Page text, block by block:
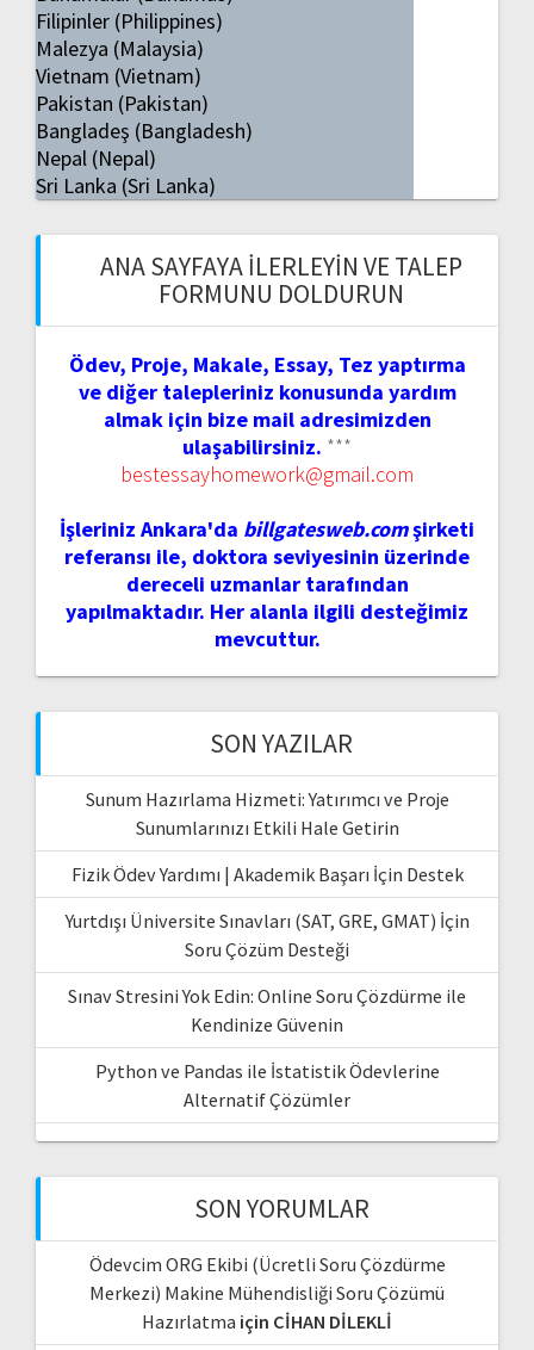
Filipinler (Philippines)
Malezya (Malaysia)
Vietnam (Vietnam)
Pakistan (Pakistan)
Bangladeş (Bangladesh)
Nepal (Nepal)
Sri Lanka (Sri Lanka)
ANA SAYFAYA İLERLEYIN VE TALEP
FORMUNU DOLDURUN
Ödev, Proje, Makale, Essay, Tez yaptırma
ve diğer talepleriniz konusunda yardım
almak için bize mail adresimizden
ulaşabilirsiniz. ***
bestessayhomework@gmail.com
İşleriniz Ankara'da billgatesweb.comşirketi
referansı ile, doktora seviyesinin üzerinde
dereceli uzmanlar tarafından
yapılmaktadır. Her alanla ilgili desteğimiz
mevcuttur.
SON YAZILAR
Sunum Hazırlama Hizmeti: Yatırımcı ve Proje
Sunumlarınızı Etkili Hale Getirin
Fizik Ödev Yardımı | Akademik Başarı İçin Destek
Yurtdışı Üniversite Sınavları (SAT, GRE, GMAT) İçin
Soru Çözüm Desteği
Sınav Stresini Yok Edin: Online Soru Çözdürme ile
Kendinize Güvenin
Python ve Pandas ile İstatistik Ödevlerine
Alternatif Çözümler
SON YORUMLAR
Ödevcim ORG Ekibi (Ücretli Soru Çözdürme
Merkezi) Makine Mühendisliği Soru Çözümü
Hazırlatma için CİHAN DİLEKLİ